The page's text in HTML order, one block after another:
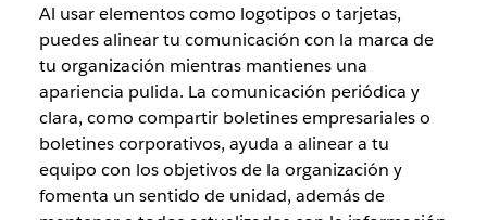
Al usar elementos como logotipos o tarjetas,
puedes alinear tu comunicación con la marca de
tu organización mientras mantienes una
apariencia pulida. La comunicación periódica y
clara, como compartir boletines empresariales o
boletines corporativos, ayuda a alinear a tu
equipo con los objetivos de la organización y
fomenta un sentido de unidad, además de